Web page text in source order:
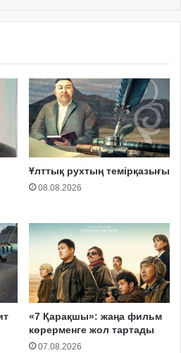
Ұлттық рухтың темірқазығы
08.08.2026
«7 Қарақшы»: жаңа фильм
көрерменге жол тартады
07.08.2026